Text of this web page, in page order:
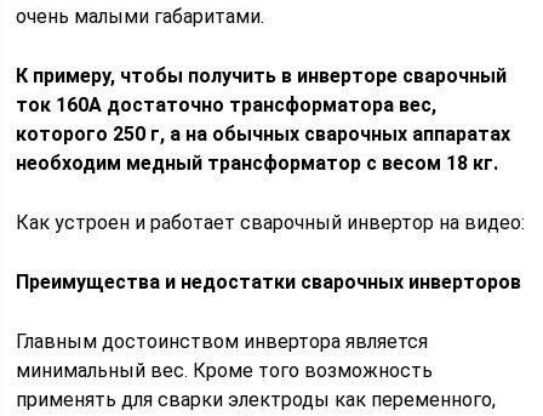
очень малыми габаритами.
К примеру, чтобы получить в инверторе сварочный
ток 160А достаточно трансформатора вес,
которого 250 г, а на обычных сварочных аппаратах
необходим медный трансформатор с весом 18 кг.
Как устроен и работает сварочный инвертор на видео:
Преимущества и недостатки сварочных инверторов
Главным достоинством инвертора является
минимальный вес. Кроме того возможность
применять для сварки электроды как переменного,